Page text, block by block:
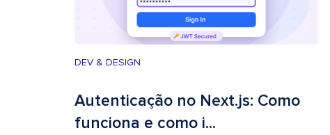
DEV & DESIGN
Autenticação no Next.js: Como
funciona e como i...